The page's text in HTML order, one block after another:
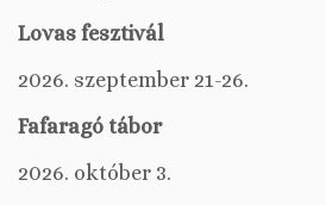
Lovas fesztivál
2026. szeptember 21-26.
Fafaragó tábor
2026. október 3.